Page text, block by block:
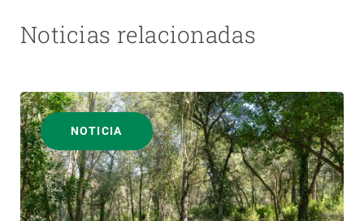
Noticias relacionadas
NOTICIA